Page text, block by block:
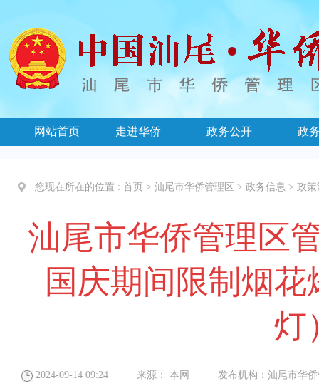
网站首页 走进华侨 政务公开 政
您现在所在的位置 : 首页 > 汕尾市华侨管理区 > 政务信息 > 政策
汕尾市华侨管理区
国庆期间限制烟
灯
2024-09-14 09:24 来源： 本网 发布机构： 汕尾市华